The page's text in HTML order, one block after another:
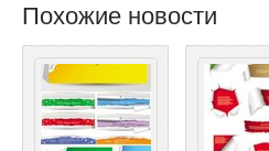
Похожие новости